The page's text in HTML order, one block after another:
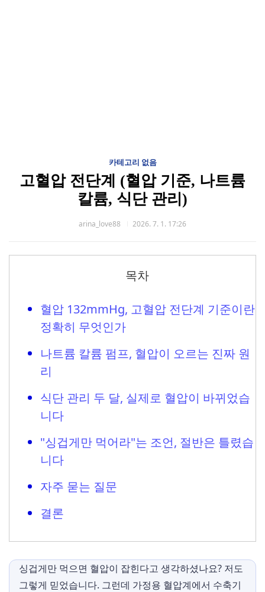
카테고리 없음
고혈압 전단계 (혈압 기준, 나트륨
칼륨, 식단 관리)
arina_love88 2026. 7. 1. 17:26
목차
혈압 132mmHg, 고혈압 전단계 기준이란
정확히 무엇인가
나트륨 칼륨 펌프, 혈압이 오르는 진짜 원
리
식단 관리 두 달, 실제로 혈압이 바뀌었습
니다
"싱겁게만 먹어라"는 조언, 절반은 틀렸습
니다
자주 묻는 질문
결론
싱겁게만 먹으면 혈압이 잡힌다고 생각하셨나요? 저도
그렇게 믿었습니다. 그런데 가정용 혈압계에서 수축기